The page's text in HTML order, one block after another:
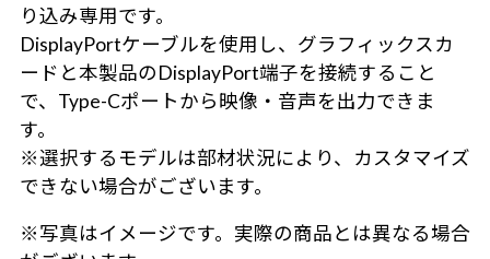
り込み専用です。
DisplayPortケーブルを使用し、グラフィックスカ
ードと本製品のDisplayPort端子を接続すること
で、Type-Cポートから映像・音声を出力できま
す。
※選択するモデルは部材状況により、カスタマイズ
できない場合がございます。
※写真はイメージです。実際の商品とは異なる場合